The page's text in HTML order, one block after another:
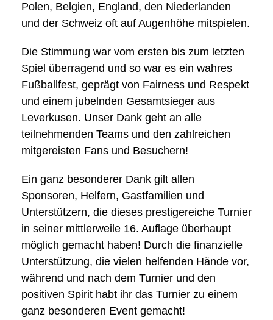
Polen, Belgien, England, den Niederlanden
und der Schweiz oft auf Augenhöhe mitspielen.
Die Stimmung war vom ersten bis zum letzten
Spiel überragend und so war es ein wahres
Fußballfest, geprägt von Fairness und Respekt
und einem jubelnden Gesamtsieger aus
Leverkusen. Unser Dank geht an alle
teilnehmenden Teams und den zahlreichen
mitgereisten Fans und Besuchern!
Ein ganz besonderer Dank gilt allen
Sponsoren, Helfern, Gastfamilien und
Unterstützern, die dieses prestigereiche Turnier
in seiner mittlerweile 16. Auflage überhaupt
möglich gemacht haben! Durch die finanzielle
Unterstützung, die vielen helfenden Hände vor,
während und nach dem Turnier und den
positiven Spirit habt ihr das Turnier zu einem
ganz besonderen Event gemacht!